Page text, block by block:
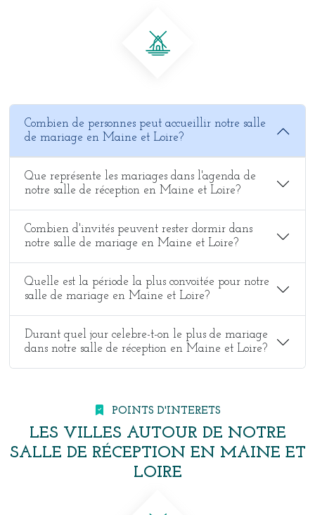
Combien de personnes peut accueillir notre salle
de mariage en Maine et Loire?
Que représente les mariages dans l'agenda de
notre salle de réception en Maine et Loire?
Combien d'invités peuvent rester dormir dans
notre salle de mariage en Maine et Loire?
Quelle est la période la plus convoitée pour notre
salle de mariage en Maine et Loire?
Durant quel jour celebre-t-on le plus de mariage
dans notre salle de réception en Maine et Loire?
POINTS D'INTERETS
LES VILLES AUTOUR DE NOTRE
SALLE DE RÉCEPTION EN MAINE ET
LOIRE